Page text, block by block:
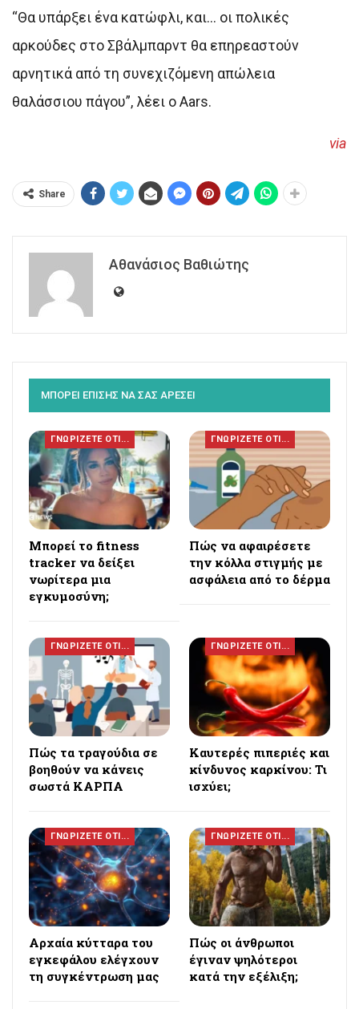
“Θα υπάρξει ένα κατώφλι, και… οι πολικές
αρκούδες στο Σβάλμπαρντ θα επηρεαστούν
αρνητικά από τη συνεχιζόμενη απώλεια
θαλάσσιου πάγου”, λέει ο Aars.
via
Share
Αθανάσιος Βαθιώτης
ΜΠΟΡΕΙ ΕΠΙΣΗΣ ΝΑ ΣΑΣ ΑΡΕΣΕΙ
ΓΝΩΡΙΖΕΤΕ ΟΤΙ...
Μπορεί το fitness
tracker να δείξει
νωρίτερα μια
εγκυμοσύνη;
ΓΝΩΡΙΖΕΤΕ ΟΤΙ...
Πώς να αφαιρέσετε
την κόλλα στιγμής με
ασφάλεια από το δέρμα
ΓΝΩΡΙΖΕΤΕ ΟΤΙ...
Πώς τα τραγούδια σε
βοηθούν να κάνεις
σωστά ΚΑΡΠΑ
ΓΝΩΡΙΖΕΤΕ ΟΤΙ...
Καυτερές πιπεριές και
κίνδυνος καρκίνου: Τι
ισχύει;
ΓΝΩΡΙΖΕΤΕ ΟΤΙ...
Αρχαία κύτταρα του
εγκεφάλου ελέγχουν
τη συγκέντρωση μας
ΓΝΩΡΙΖΕΤΕ ΟΤΙ...
Πώς οι άνθρωποι
έγιναν ψηλότεροι
κατά την εξέλιξη;